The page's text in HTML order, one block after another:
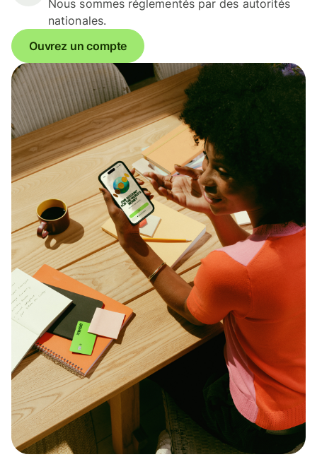
Nous sommes réglementés par des autorités
nationales.
Ouvrez un compte